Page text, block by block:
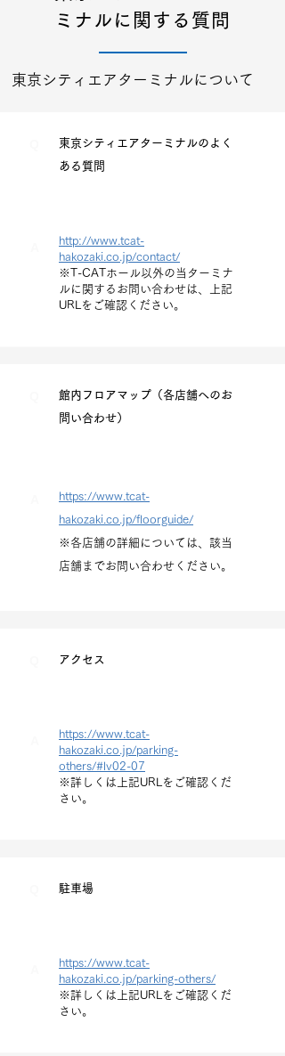
ミナルに関する質問
東京シティエアターミナルについて
東京シティエアターミナルのよく
ある質問
http://www.tcat-
hakozaki.co.jp/contact/
※T-CATホール以外の当ターミナ
ルに関するお問い合わせは、上記
URLをご確認ください。
館内フロアマップ（各店舗へのお
問い合わせ）
https://www.tcat-
hakozaki.co.jp/floorguide/
※各店舗の詳細については、該当
店舗までお問い合わせください。
アクセス
https://www.tcat-
hakozaki.co.jp/parking-
others/#lv02-07
※詳しくは上記URLをご確認くだ
さい。
駐車場
https://www.tcat-
hakozaki.co.jp/parking-others/
※詳しくは上記URLをご確認くだ
さい。